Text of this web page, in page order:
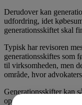
Derudover kan
udfordring, idet
generationsskiftet skal
Typisk har revisoren
generationsskiftes som
til virksomheden, men
område, hvor
Generationsskifter kan
opgave, som bedst